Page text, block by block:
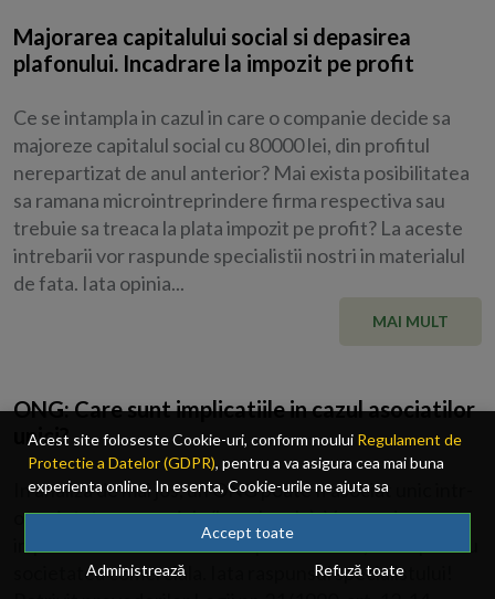
Acest site foloseste Cookie-uri, conform noului Regulament de
Protectie a Datelor (GDPR), pentru a va asigura cea mai buna
experienta online. In esenta, Cookie-urile ne ajuta sa
imbunatatim continutul de pe site, oferindu-va dvs., cititorul, o
experienta online personalizata si mult mai rapida. Ele sunt
folosite doar de site-ul nostru si partenerii nostri de incredere.
AICIpentru detalii despre politica de Cookie-uri.
Accept toate
Administrează
Refuză toate
Majorarea capitalului social si depasirea
plafonului. Incadrare la impozit pe profit
Ce se intampla in cazul in care o companie decide sa
majoreze capitalul social cu 80000 lei, din profitul
nerepartizat de anul anterior? Mai exista posibilitatea
sa ramana microintreprindere firma respectiva sau
trebuie sa treaca la plata impozit pe profit? La aceste
intrebarii vor raspunde specialistii nostri in materialul
de fata. Iata opinia...
MAI MULT
ONG: Care sunt implicatiile in cazul asociatilor
unici?
In analiza de mai jos, un ONG poate fi asociat unic intr-
o societate comerciala (baza legala). Vom vedea ce
implicatii fiscale rezulta atat pentru ONG, cat si pentru
societatea comerciala. Iata raspunsul specialistului!